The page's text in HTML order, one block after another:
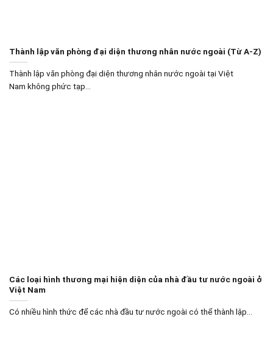
Thành lập văn phòng đại diện thương nhân nước ngoài (Từ A-Z)
Thành lập văn phòng đại diện thương nhân nước ngoài tại Việt
Nam không phức tạp...
Các loại hình thương mại hiện diện của nhà đầu tư nước ngoài ở
Việt Nam
Có nhiều hình thức để các nhà đầu tư nước ngoài có thể thành lập...